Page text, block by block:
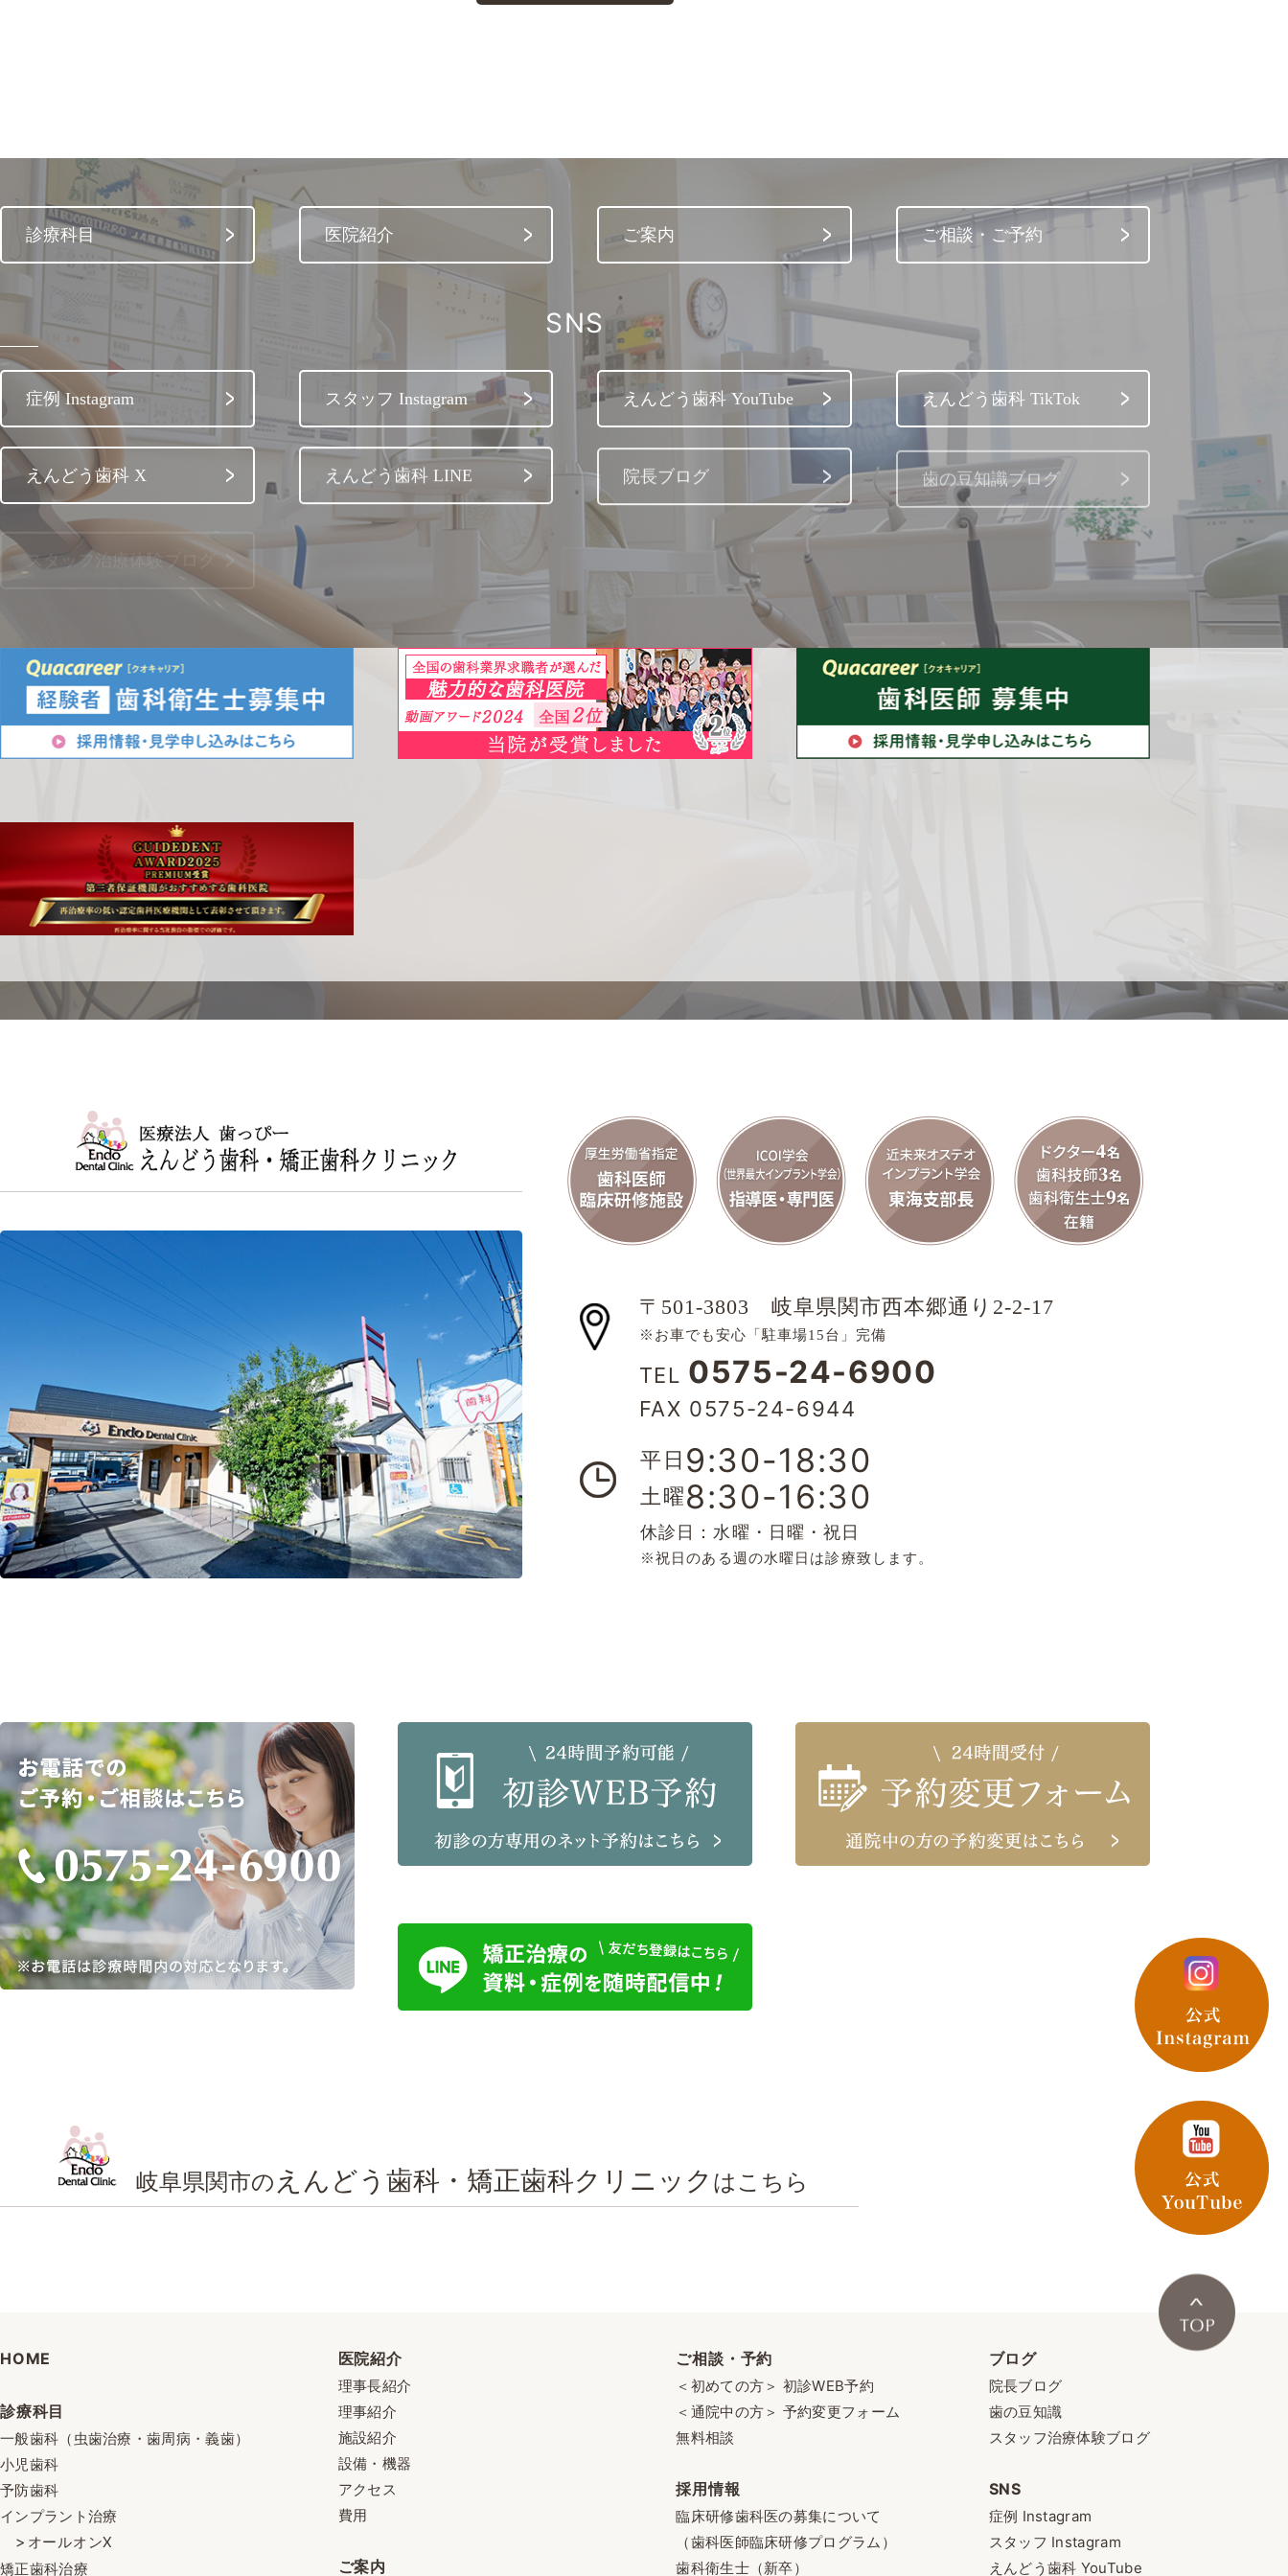
診療科目 医院紹介 ご案内 ご相談・ご予約
SNS
症例 Instagram スタッフ Instagram えんどう歯科 YouTube えんどう歯科 TikTok
えんどう歯科 X えんどう歯科 LINE 院長ブログ 歯の豆知識ブログ
スタッフ治療体験ブログ
〒501-3803 岐阜県関市西本郷通り2-2-17
※お車でも安心「駐車場15台」完備
TEL 0575-24-6900
FAX 0575-24-6944
平日 9:30-18:30
土曜8:30-16:30
休診日：水曜・日曜・祝日
※祝日のある週の水曜日は診療致します。
岐阜県関市の えんどう歯科・矯正歯科クリニック はこちら
HOME
診療科目
一般歯科（虫歯治療・歯周病・義歯）
小児歯科
予防歯科
インプラント治療
オールオンX
矯正歯科治療
医院紹介
理事長紹介
理事紹介
施設紹介
設備・機器
アクセス
費用
ご案内
ご相談・予約
＜初めての方＞ 初診WEB予約
＜通院中の方＞ 予約変更フォーム
無料相談
採用情報
臨床研修歯科医の募集について
（歯科医師臨床研修プログラム）
歯科衛生士（新卒）
ブログ
院長ブログ
歯の豆知識
スタッフ治療体験ブログ
SNS
症例 Instagram
スタッフ Instagram
えんどう歯科 YouTube